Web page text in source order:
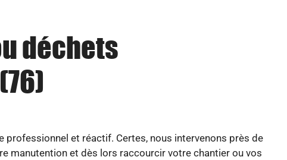
déchets
professionnel et réactif. Certes, nous intervenons près de
manutention et dès lors raccourcir votre chantier ou vos